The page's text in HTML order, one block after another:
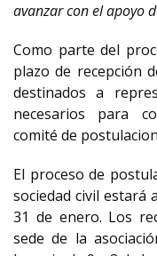
avanzar con el apoyo
Como parte del
plazo de recepción
destinados a
necesarios para
comité de
El proceso de
sociedad civil estará
31 de enero. Los
sede de la